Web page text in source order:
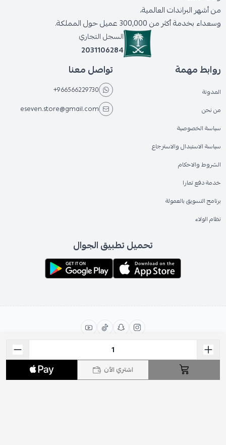
اشتري الآن
من أشهر البراندات العالمية،
وسعداء بخدمة أكثر من 300,000 عميل حول المملكة.
السجل التجاري
2031106284
روابط مهمة
المدونة
من نحن
سياسة الخصوصية
سياسة الاستبدال والاسترجاع
الشروط والاحكام
خدمة دفع تمارا
برنامج التسويق بالعمولة
نظام الولاء
تواصل معنا
+966566229730
eseven.store@gmail.com
تحميل تطبيق الجوال
الحقوق محفوظة | 2026 ESEVEN STORE